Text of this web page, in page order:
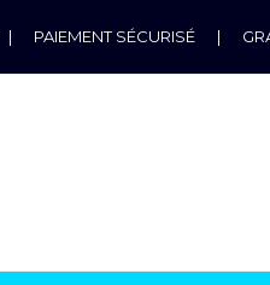
| PAIEMENT SÉCURISÉ |